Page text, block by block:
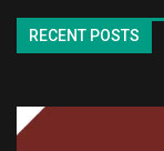
RECENT POSTS